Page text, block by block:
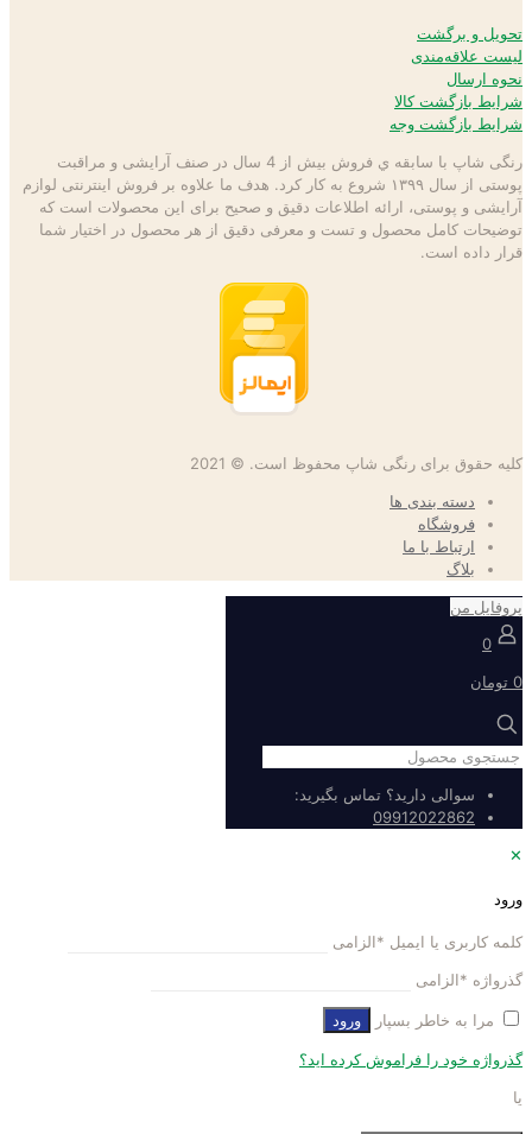
تحویل و برگشت
لیست علاقه‌مندی
نحوه ارسال
شرایط بازگشت کالا
شرایط بازگشت وجه
رنگی شاپ با سابقه ي فروش بیش از 4 سال در صنف آرایشی و مراقبت
پوستی از سال ۱۳۹۹ شروع به كار كرد. هدف ما علاوه بر فروش اینترنتی لوازم
آرایشی و پوستی، ارائه اطلاعات دقیق و صحیح برای این محصولات است كه
توضيحات كامل محصول و تست و معرفی دقیق از هر محصول در اختيار شما
قرار داده است.
کلیه حقوق برای رنگی شاپ محفوظ است. © 2021
دسته بندی ها
فروشگاه
ارتباط با ما
بلاگ
پروفایل من
0
0 تومان
سوالی دارید؟ تماس بگیرید:
09912022862
✕
ورود
کلمه کاربری یا ایمیل *الزامی
گذرواژه *الزامی
مرا به خاطر بسپار ورود
گذرواژه خود را فراموش کرده اید؟
یا